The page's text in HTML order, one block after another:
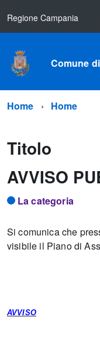
Regione Campania
Comune
Home Home
Titolo
AVVISO
La categoria
Si comunica che
visibile il Piano di
AVVISO